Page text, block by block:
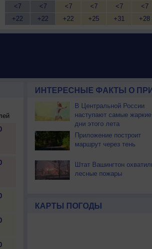
<7
+22
<7
+22
<7
+22
<7
+25
<7
+31
<7
+28
ИНТЕРЕСНЫЕ ФАКТЫ О
В Центральной России
наступают самые жаркие
дни этого лета
Приложение построит
маршрут через тень
Штат Вашингтон
лесные пожары
КАРТЫ ПОГОДЫ